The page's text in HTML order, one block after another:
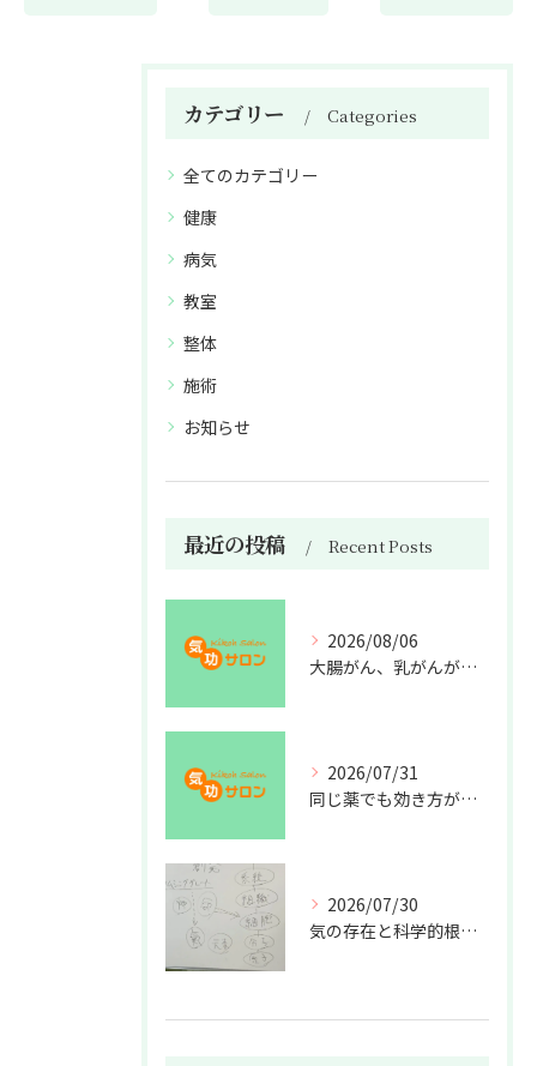
カテゴリー Categories
全てのカテゴリー
健康
病気
教室
整体
施術
お知らせ
最近の投稿 Recent Posts
2026/08/06
大腸がん、乳がんが増えた理由
2026/07/31
同じ薬でも効き方が違う？
2026/07/30
気の存在と科学的根拠の授業